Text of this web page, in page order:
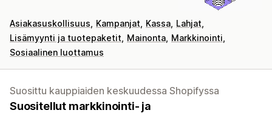
Asiakasuskollisuus Kampanjat Kassa Lahjat
Lisämyynti ja tuotepaketit
Mainonta Markkinointi
Sosiaalinen luottamus
Suosittu kauppiaiden keskuudessa Shopifyssa
Suositellut markkinointi- ja